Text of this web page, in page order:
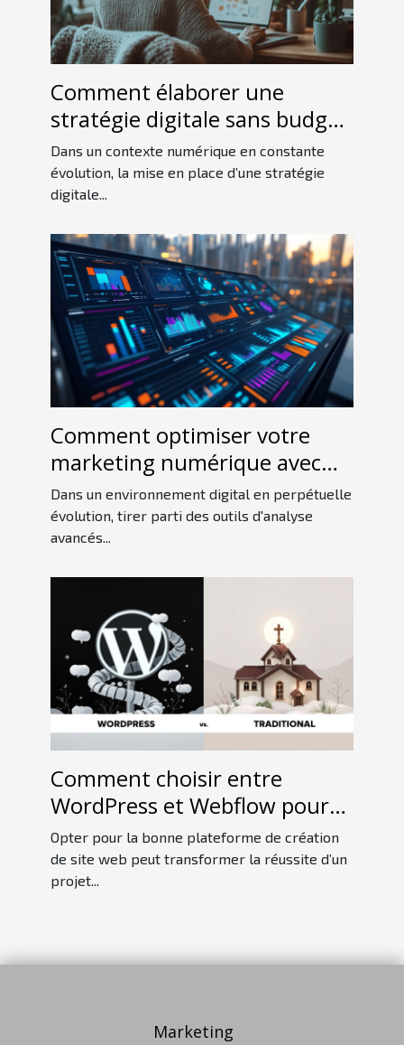
Comment élaborer une
stratégie digitale sans budget
conséquent ?
Dans un contexte numérique en constante
évolution, la mise en place d’une stratégie
digitale...
Comment optimiser votre
marketing numérique avec
des outils d'analyse avancés ?
Dans un environnement digital en perpétuelle
évolution, tirer parti des outils d'analyse
avancés...
Comment choisir entre
WordPress et Webflow pour
votre projet web
Opter pour la bonne plateforme de création
de site web peut transformer la réussite d’un
projet...
Marketing